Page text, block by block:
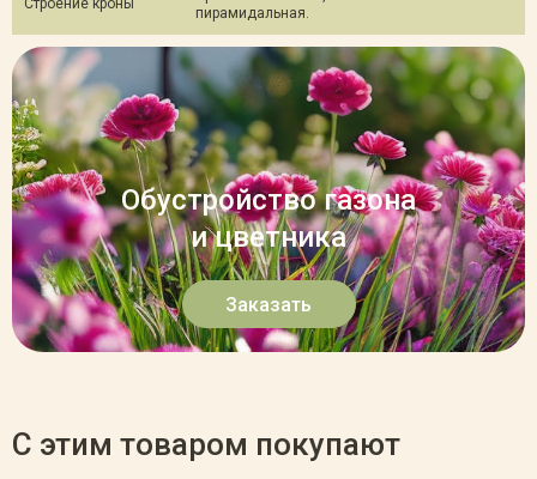
Строение кроны
пирамидальная.
Обустройство газона
и цветника
Заказать
С этим товаром покупают